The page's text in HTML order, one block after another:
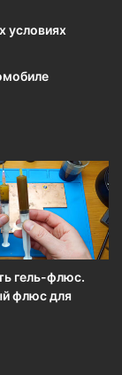
условиях
гель-флюс.
флюс для